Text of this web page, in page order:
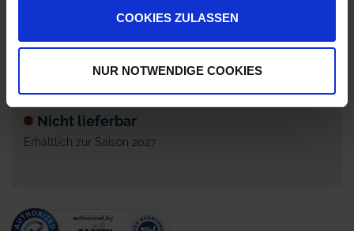
COOKIES ZULASSEN
NUR NOTWENDIGE COOKIES
ALTERNATIVE
ALTERNATIVE
Preis auf Anfrage
Nicht lieferbar
Erhältlich zur Saison 2027